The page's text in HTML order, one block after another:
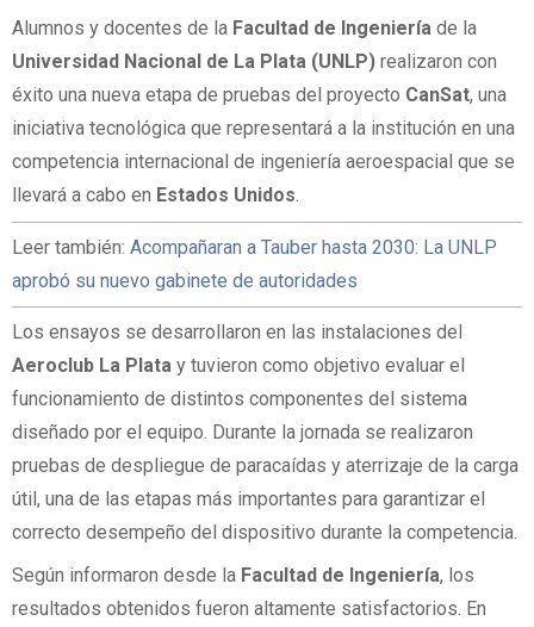
Alumnos y docentes de la Facultad de Ingeniería de la
Universidad Nacional de La Plata (UNLP) realizaron con
éxito una nueva etapa de pruebas del proyecto CanSat, una
iniciativa tecnológica que representará a la institución en una
competencia internacional de ingeniería aeroespacial que se
llevará a cabo en Estados Unidos.
Leer también: Acompañaran a Tauber hasta 2030: La UNLP
aprobó su nuevo gabinete de autoridades
Los ensayos se desarrollaron en las instalaciones del
Aeroclub La Plata y tuvieron como objetivo evaluar el
funcionamiento de distintos componentes del sistema
diseñado por el equipo. Durante la jornada se realizaron
pruebas de despliegue de paracaídas y aterrizaje de la carga
útil, una de las etapas más importantes para garantizar el
correcto desempeño del dispositivo durante la competencia.
Según informaron desde la Facultad de Ingeniería, los
resultados obtenidos fueron altamente satisfactorios. En